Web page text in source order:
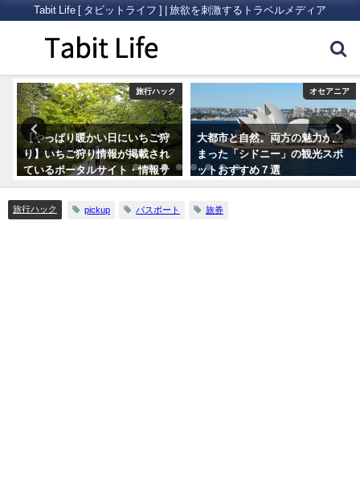
Tabit Life [ タビットライフ ] | 旅欲を刺激するトラベルメディア
旅行ハック
【やっぱり暖かい日にいちご狩
り】いちご狩り情報が掲載され
ているポータルサイト・情報サ
イトまとめ5つ
オセアニア
大都市と自然。両方の魅力が詰
まった「シドニー」の観光スポ
ットおすすめ７選
旅行ハック pickup パスポート 旅券